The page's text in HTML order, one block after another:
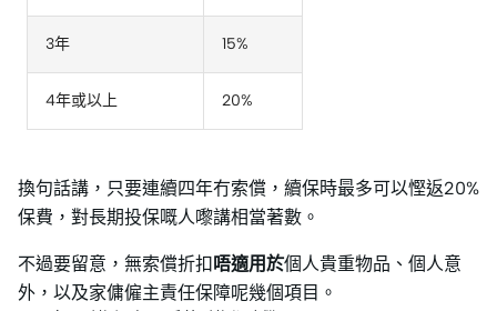
3年 15%
4年或以上 20%
換句話講，只要連續四年冇索償，續保時最多可以慳返20%
保費，對長期投保嘅人嚟講相當著數。
不過要留意，無索償折扣唔適用於個人貴重物品、個人意
外，以及家傭僱主責任保障呢幾個項目。